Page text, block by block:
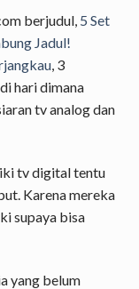
berjudul, 5 Set
Jadul!
, 3
hari dimana
tv analog dan
tv digital tentu
Karena mereka
supaya bisa
yang belum